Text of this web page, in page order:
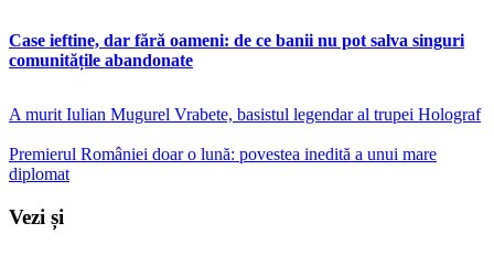
Case ieftine, dar fără oameni: de ce banii nu pot salva singuri
comunitățile abandonate
A murit Iulian Mugurel Vrabete, basistul legendar al trupei Holograf
Premierul României doar o lună: povestea inedită a unui mare
diplomat
Vezi și